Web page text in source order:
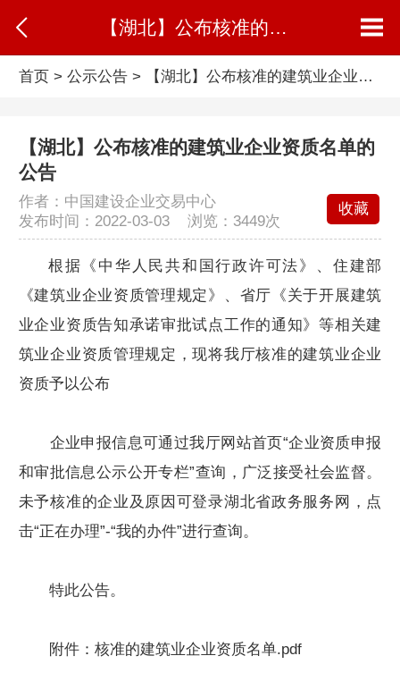
【湖北】公布核准的建筑业企业资质名单的公告
首页> 公示公告> 【湖北】公布核准的建筑业企业资质名单的公告
【湖北】公布核准的建筑业企业资质名单的
公告
作者：中国建设企业交易中心
发布时间：2022-03-03 浏览： 3449次
收藏
根据《中华人民共和国行政许可法》、住建部
《建筑业企业资质管理规定》、省厅《关于开展建筑
业企业资质告知承诺审批试点工作的通知》等相关建
筑业企业资质管理规定，现将我厅核准的建筑业企业
资质予以公布
企业申报信息可通过我厅网站首页“企业资质申报
和审批信息公示公开专栏”查询，广泛接受社会监督。
未予核准的企业及原因可登录湖北省政务服务网，点
击“正在办理”-“我的办件”进行查询。
特此公告。
附件： 核准的建筑业企业资质名单.pdf